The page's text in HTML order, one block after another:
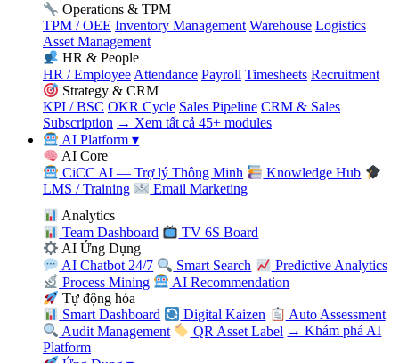
Operations & TPM
TPM / OEE Inventory Management Warehouse Logistics
Asset Management
HR & People
HR / Employee Attendance Payroll Timesheets Recruitment
Strategy & CRM
KPI / BSC OKR Cycle Sales Pipeline CRM & Sales
Subscription → Xem tất cả 45+ modules
AI Platform▾
AI Core
CiCC AI — Trợ lý Thông Minh
Knowledge Hub
LMS / Training
Email Marketing
Analytics
Team Dashboard
TV 6S Board
AI Ứng Dụng
AI Chatbot 24/7
Smart Search
Predictive Analytics
Process Mining
AI Recommendation
Tự động hóa
Smart Dashboard
Digital Kaizen
Auto Assessment
Audit Management
QR Asset Label → Khám phá AI
Platform